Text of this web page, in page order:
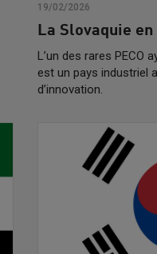
19/02/2026
La Slovaquie
L’un des rares PECO
est un pays industriel
d’innovation.